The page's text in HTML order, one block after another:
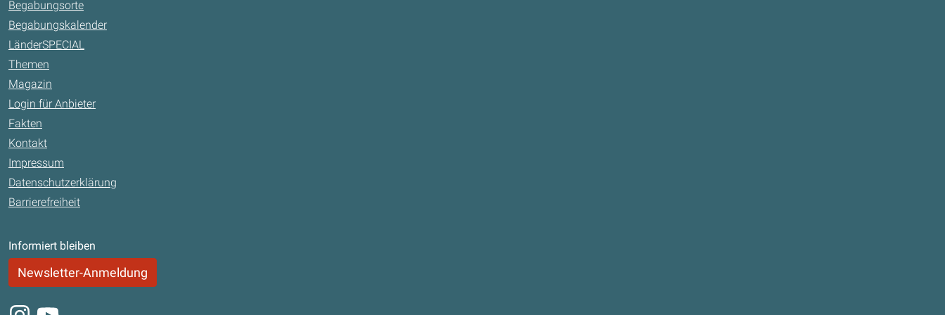
Begabungsorte
Begabungskalender
LänderSPECIAL
Themen
Magazin
Login für Anbieter
Fakten
Kontakt
Impressum
Datenschutzerklärung
Barrierefreiheit
Informiert bleiben
Newsletter-Anmeldung
Instagram
Youtube